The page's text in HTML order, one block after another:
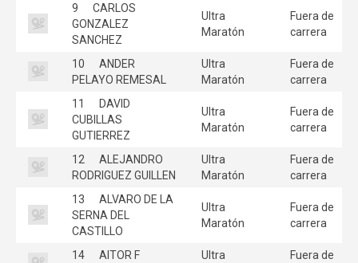
9
CARLOS
GONZALEZ
SANCHEZ
Ultra
Maratón
Fuera de
carrera
10
ANDER
PELAYO REMESAL
Ultra
Maratón
Fuera de
carrera
11
DAVID
CUBILLAS
GUTIERREZ
Ultra
Maratón
Fuera de
carrera
12
ALEJANDRO
RODRIGUEZ GUILLEN
Ultra
Maratón
Fuera de
carrera
13
ALVARO DE LA
SERNA DEL
CASTILLO
Ultra
Maratón
Fuera de
carrera
14
AITOR F
Ultra
Fuera de